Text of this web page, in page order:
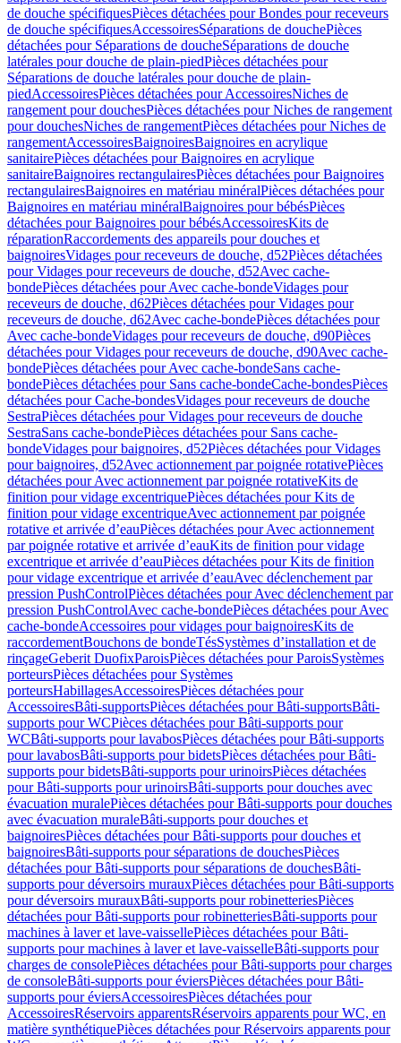
de douche spécifiquesPièces détachées pour Bondes pour receveurs
de douche spécifiquesAccessoiresSéparations de douchePièces
détachées pour Séparations de doucheSéparations de douche
latérales pour douche de plain-piedPièces détachées pour
Séparations de douche latérales pour douche de plain-
piedAccessoiresPièces détachées pour AccessoiresNiches de
rangement pour douchesPièces détachées pour Niches de rangement
pour douchesNiches de rangementPièces détachées pour Niches de
rangementAccessoiresBaignoiresBaignoires en acrylique
sanitairePièces détachées pour Baignoires en acrylique
sanitaireBaignoires rectangulairesPièces détachées pour Baignoires
rectangulairesBaignoires en matériau minéralPièces détachées pour
Baignoires en matériau minéralBaignoires pour bébésPièces
détachées pour Baignoires pour bébésAccessoiresKits de
réparationRaccordements des appareils pour douches et
baignoiresVidages pour receveurs de douche, d52Pièces détachées
pour Vidages pour receveurs de douche, d52Avec cache-
bondePièces détachées pour Avec cache-bondeVidages pour
receveurs de douche, d62Pièces détachées pour Vidages pour
receveurs de douche, d62Avec cache-bondePièces détachées pour
Avec cache-bondeVidages pour receveurs de douche, d90Pièces
détachées pour Vidages pour receveurs de douche, d90Avec cache-
bondePièces détachées pour Avec cache-bondeSans cache-
bondePièces détachées pour Sans cache-bondeCache-bondesPièces
détachées pour Cache-bondesVidages pour receveurs de douche
SestraPièces détachées pour Vidages pour receveurs de douche
SestraSans cache-bondePièces détachées pour Sans cache-
bondeVidages pour baignoires, d52Pièces détachées pour Vidages
pour baignoires, d52Avec actionnement par poignée rotativePièces
détachées pour Avec actionnement par poignée rotativeKits de
finition pour vidage excentriquePièces détachées pour Kits de
finition pour vidage excentriqueAvec actionnement par poignée
rotative et arrivée d’eauPièces détachées pour Avec actionnement
par poignée rotative et arrivée d’eauKits de finition pour vidage
excentrique et arrivée d’eauPièces détachées pour Kits de finition
pour vidage excentrique et arrivée d’eauAvec déclenchement par
pression PushControlPièces détachées pour Avec déclenchement par
pression PushControlAvec cache-bondePièces détachées pour Avec
cache-bondeAccessoires pour vidages pour baignoiresKits de
raccordementBouchons de bondeTésSystèmes d’installation et de
rinçageGeberit DuofixParoisPièces détachées pour ParoisSystèmes
porteursPièces détachées pour Systèmes
porteursHabillagesAccessoiresPièces détachées pour
AccessoiresBâti-supportsPièces détachées pour Bâti-supportsBâti-
supports pour WCPièces détachées pour Bâti-supports pour
WCBâti-supports pour lavabosPièces détachées pour Bâti-supports
pour lavabosBâti-supports pour bidetsPièces détachées pour Bâti-
supports pour bidetsBâti-supports pour urinoirsPièces détachées
pour Bâti-supports pour urinoirsBâti-supports pour douches avec
évacuation muralePièces détachées pour Bâti-supports pour douches
avec évacuation muraleBâti-supports pour douches et
baignoiresPièces détachées pour Bâti-supports pour douches et
baignoiresBâti-supports pour séparations de douchesPièces
détachées pour Bâti-supports pour séparations de douchesBâti-
supports pour déversoirs murauxPièces détachées pour Bâti-supports
pour déversoirs murauxBâti-supports pour robinetteriesPièces
détachées pour Bâti-supports pour robinetteriesBâti-supports pour
machines à laver et lave-vaissellePièces détachées pour Bâti-
supports pour machines à laver et lave-vaisselleBâti-supports pour
charges de consolePièces détachées pour Bâti-supports pour charges
de consoleBâti-supports pour éviersPièces détachées pour Bâti-
supports pour éviersAccessoiresPièces détachées pour
AccessoiresRéservoirs apparentsRéservoirs apparents pour WC, en
matière synthétiquePièces détachées pour Réservoirs apparents pour